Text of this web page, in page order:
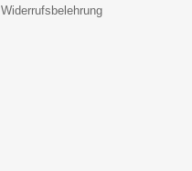
Widerrufsbelehrung